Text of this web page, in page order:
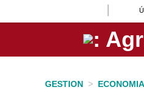
GESTION > ECONOMIA